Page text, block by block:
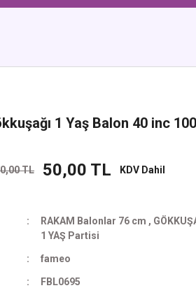
1 Yaş Balon 40 inc
TL 50,00 TL KDV Dahil
RAKAM Balonlar 76 cm ,
1 YAŞ Partisi
fameo
FBL0695